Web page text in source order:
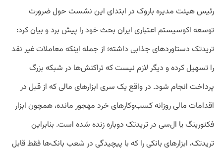
رئیس هیئت مدیره باروک در ابتدای این نشست حول ضرورت
توسعه اکوسیستم اعتباری ایران بحث خود را پیش برد و بیان کرد:
تریدتک دستاوردهای جذابی داشته؛ از جمله اینکه معاملات غیر نقد
را تسهیل کرده و دیگر لازم نیست که تراکنش‌ها در شبکه بزرگ
پرداخت انجام شود. در واقع یک سری ابزارهای مالی که از قبل در
اقدامات مالی روزانه کسب‌وکارهای خرد مهجور مانده، همچون ابزار
فکتورینگ یا ال‌سی در تریدتک دوباره زنده شده است. بنابراین
تریدتک، ابزارهای بانکی را که با پیچیدگی در شعب بانک‌ها فقط قابل